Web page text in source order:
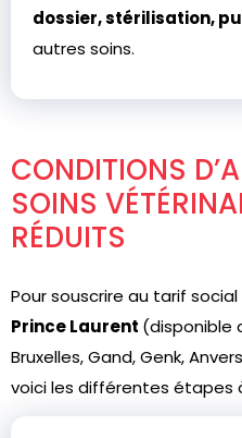
dossier, stérilisation,
autres soins.
CONDITIONS
SOINS
RÉDUITS
Pour souscrire au tarif
Prince Laurent (disponible
Bruxelles, Gand, Genk,
voici les différentes étapes